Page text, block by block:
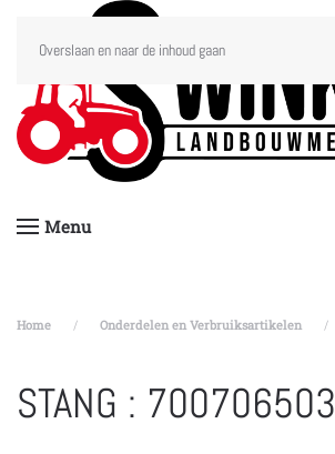
Overslaan en naar de inhoud gaan
Menu
Home Onderdelen en Verbruiksartikelen
STANG : 700706503